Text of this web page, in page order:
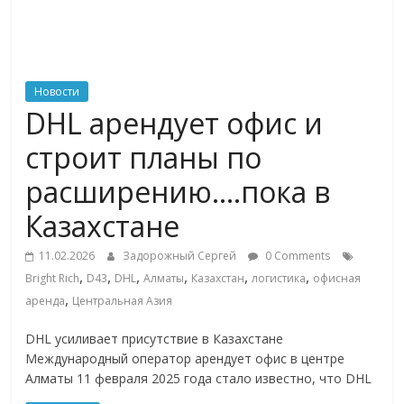
логистике,
технологиях,
соцсетях
Портал
об
онлайн-
торговле,
сервисах
для
Commerce,
Новости
DHL арендует офис и
строит планы по
расширению….пока в
Казахстане
11.02.2026 Задорожный Сергей
0 Comments
Bright Rich, D43, DHL,Алматы, Казахстан,логистика, офисная
аренда, Центральная Азия
DHL усиливает присутствие в Казахстане
Международный оператор арендует офис в центре
Алматы 11 февраля 2025 года стало известно, что DHL